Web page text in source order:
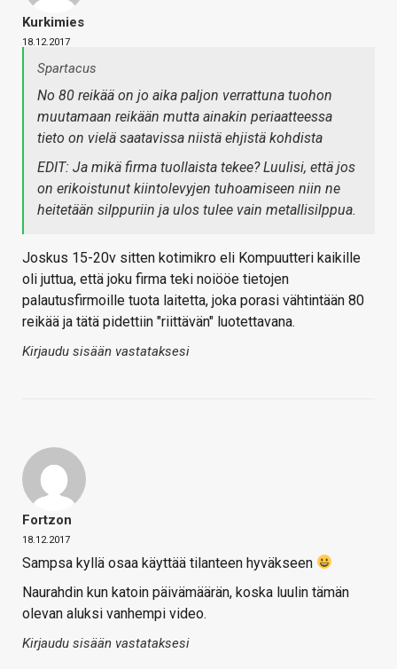
Kurkimies
18.12.2017
Spartacus
No 80 reikää on jo aika paljon verrattuna tuohon
muutamaan reikään mutta ainakin periaatteessa
tieto on vielä saatavissa niistä ehjistä kohdista
EDIT: Ja mikä firma tuollaista tekee? Luulisi, että jos
on erikoistunut kiintolevyjen tuhoamiseen niin ne
heitetään silppuriin ja ulos tulee vain metallisilppua.
Joskus 15-20v sitten kotimikro eli Kompuutteri kaikille
oli juttua, että joku firma teki noiööe tietojen
palautusfirmoille tuota laitetta, joka porasi vähtintään 80
reikää ja tätä pidettiin "riittävän" luotettavana.
Kirjaudu sisään vastataksesi
Fortzon
18.12.2017
Sampsa kyllä osaa käyttää tilanteen hyväkseen
Naurahdin kun katoin päivämäärän, koska luulin tämän
olevan aluksi vanhempi video.
Kirjaudu sisään vastataksesi